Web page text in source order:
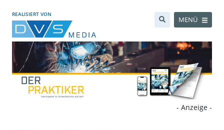
REALISIERT VON
MENÜ
- Anzeige -